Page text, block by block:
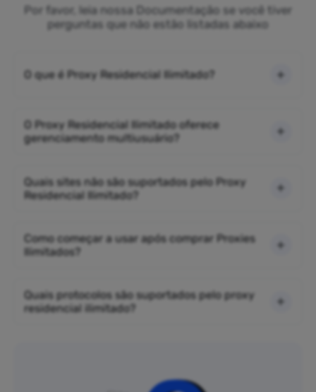
Por favor, leia nossa Documentação se você tiver
perguntas que não estão listadas abaixo
O que é Proxy Residencial Ilimitado?
O Proxy Residencial Ilimitado oferece
gerenciamento multiusuário?
Quais sites não são suportados pelo Proxy
Residencial Ilimitado?
Como começar a usar após comprar Proxies
Ilimitados?
Quais protocolos são suportados pelo proxy
residencial ilimitado?